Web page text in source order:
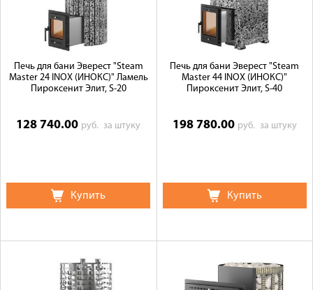
Печь для бани Эверест "Steam
Master 24 INOX (ИНОКС)" Ламель
Пироксенит Элит, S-20
128 740.00 руб.за штуку
Купить
Печь для бани Эверест "Steam
Master 44 INOX (ИНОКС)"
Пироксенит Элит, S-40
198 780.00 руб. за штуку
Купить